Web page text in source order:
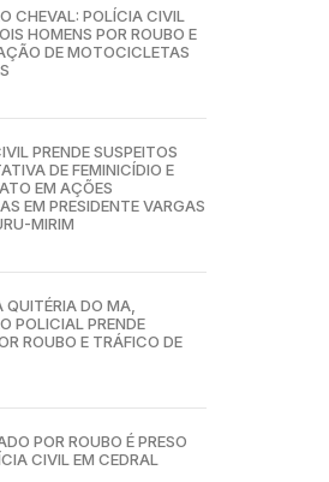
CHEVAL: POLÍCIA CIVIL
HOMENS POR ROUBO E
DE MOTOCICLETAS
PRENDE SUSPEITOS
DE FEMINICÍDIO E
EM AÇÕES
EM PRESIDENTE VARGAS
MIRIM
QUITÉRIA DO MA,
POLICIAL PRENDE
ROUBO E TRÁFICO DE
POR ROUBO É PRESO
CIVIL EM CEDRAL